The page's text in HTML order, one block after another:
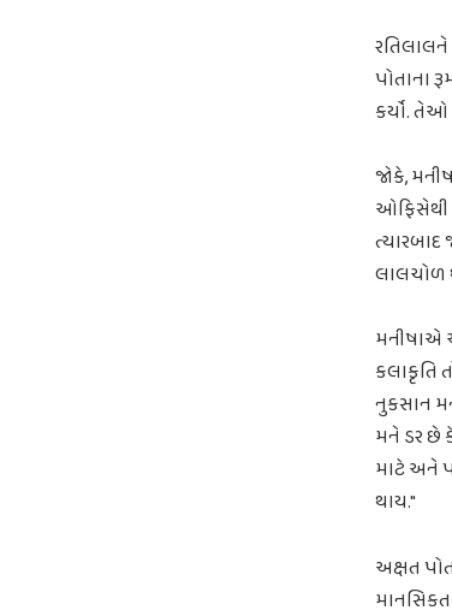
પોતાના
કર્યો.
જોકે,
ઓફિસેથી
લાલચોળ
મનીષાએ
કલાકૃતિ
નુકસાન
મને ડર છે
માટે અને
થાય."
અક્ષત